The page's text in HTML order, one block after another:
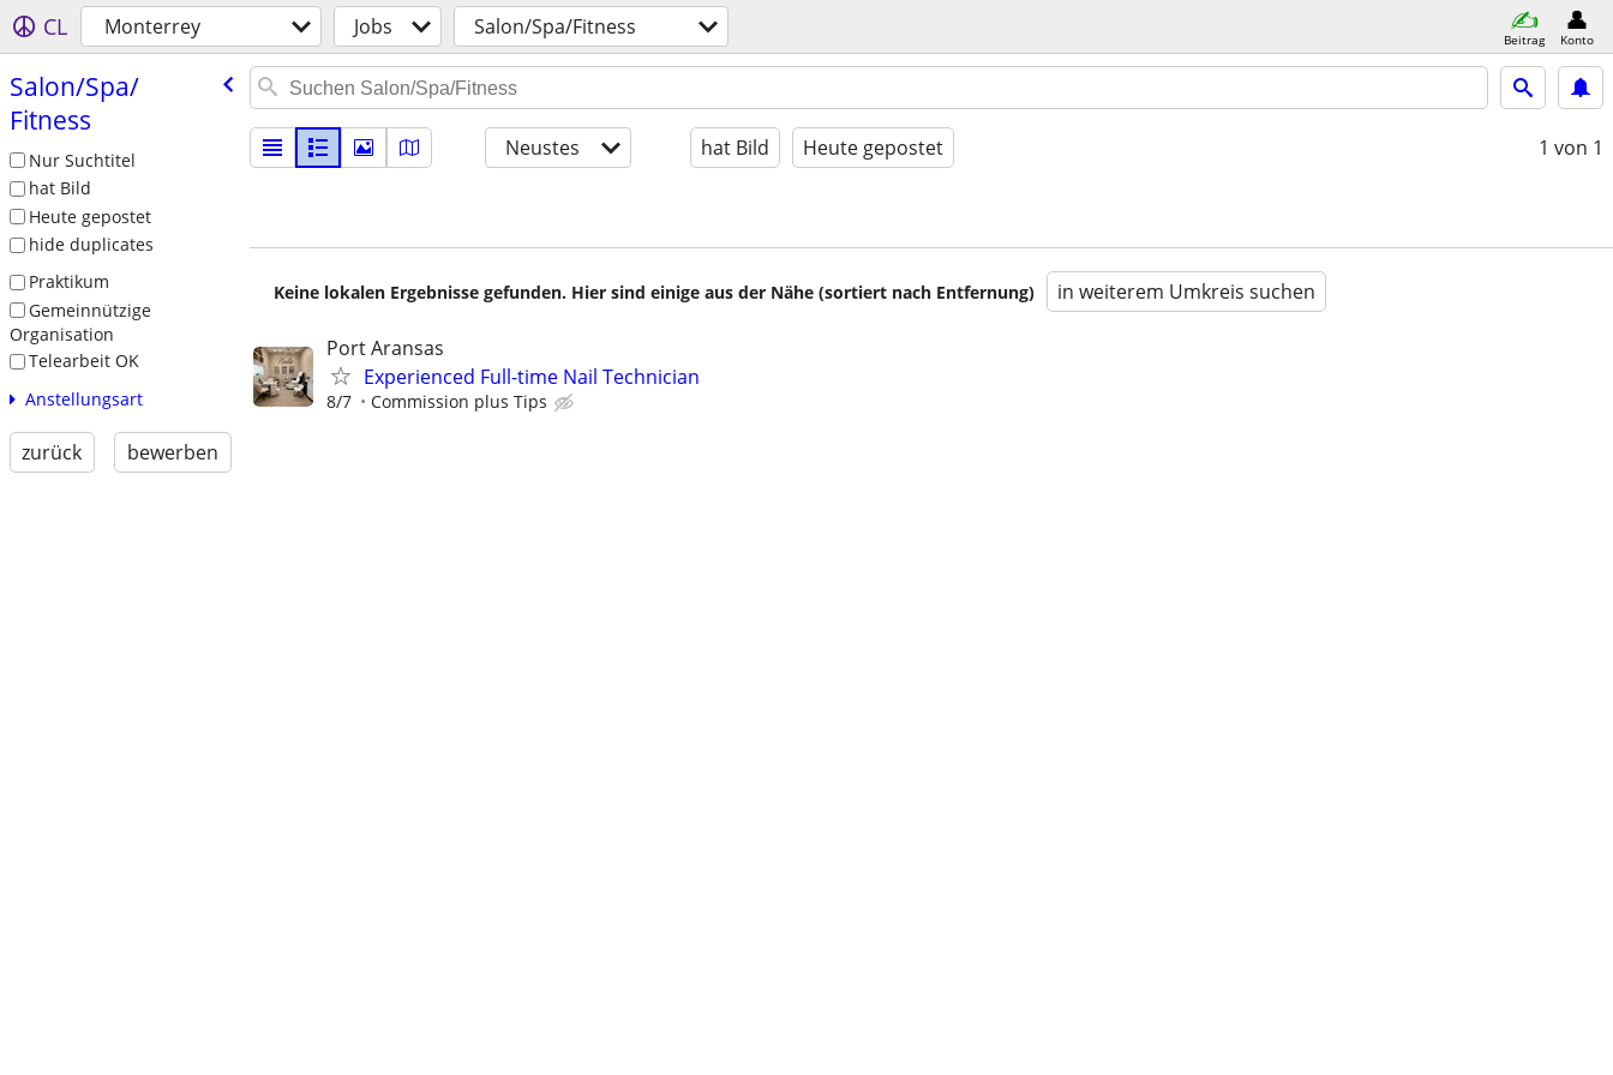
CL Monterrey Jobs Salon/Spa/Fitness Beitrag Konto
Salon/​Spa/​
Fitness
Nur Suchtitel
hat Bild
Heute gepostet
hide duplicates
Praktikum
Gemeinnützige
Organisation
Telearbeit OK
Anstellungsart
zurück bewerben
Neustes hat Bild Heute gepostet 1 von 1
Keine lokalen Ergebnisse gefunden. Hier sind einige aus der Nähe (sortiert nach Entfernung) in weiterem Umkreis suchen
Port Aransas
Experienced Full-time Nail Technician
8/7 Commission plus Tips